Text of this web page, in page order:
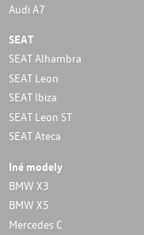
Audi A7
SEAT
SEAT Alhambra
SEAT Leon
SEAT Ibiza
SEAT Leon ST
SEAT Ateca
Iné modely
BMW X3
BMW X5
Mercedes C